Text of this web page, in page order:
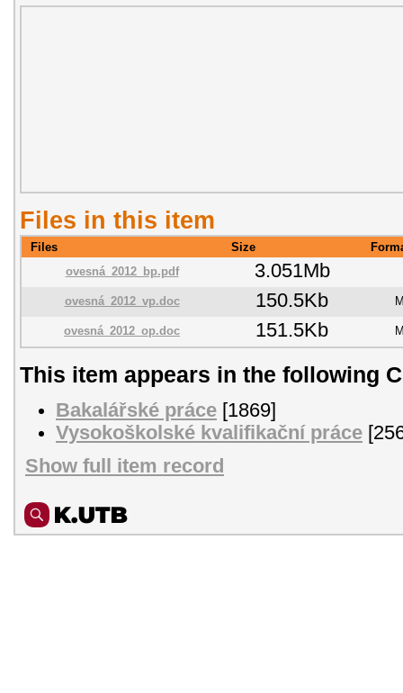
Files in this item
Files Size
ovesná_2012_bp.pdf
3.051Mb
ovesná_2012_vp.doc 150.5Kb
ovesná_2012_op.doc 151.5Kb
This item appears in the following
Bakalářské práce [1869]
Vysokoškolské kvalifikační práce
Show full item record